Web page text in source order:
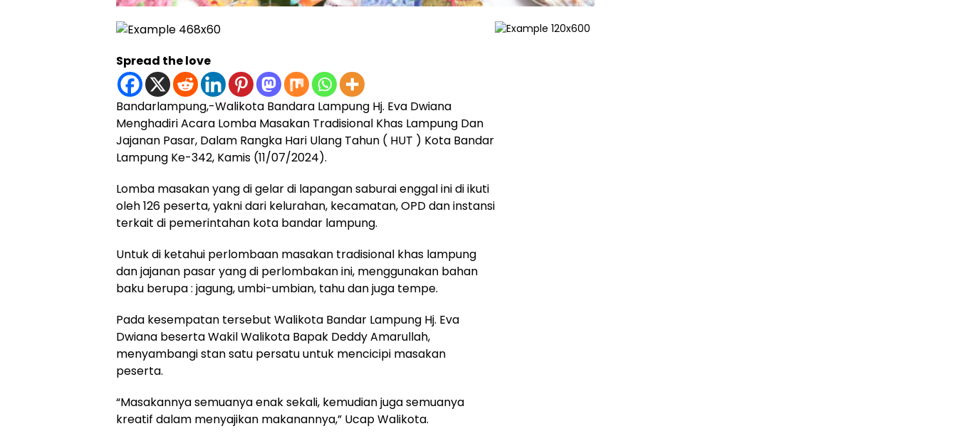
Spread the love
Bandarlampung,-Walikota Bandara Lampung Hj. Eva Dwiana
Menghadiri Acara Lomba Masakan Tradisional Khas Lampung Dan
Jajanan Pasar, Dalam Rangka Hari Ulang Tahun ( HUT ) Kota Bandar
Lampung Ke-342, Kamis (11/07/2024).
Lomba masakan yang di gelar di lapangan saburai enggal ini di ikuti
oleh 126 peserta, yakni dari kelurahan, kecamatan, OPD dan instansi
terkait di pemerintahan kota bandar lampung.
Untuk di ketahui perlombaan masakan tradisional khas lampung
dan jajanan pasar yang di perlombakan ini, menggunakan bahan
baku berupa : jagung, umbi-umbian, tahu dan juga tempe.
Pada kesempatan tersebut Walikota Bandar Lampung Hj. Eva
Dwiana beserta Wakil Walikota Bapak Deddy Amarullah,
menyambangi stan satu persatu untuk mencicipi masakan
peserta.
“Masakannya semuanya enak sekali, kemudian juga semuanya
kreatif dalam menyajikan makanannya,” Ucap Walikota.